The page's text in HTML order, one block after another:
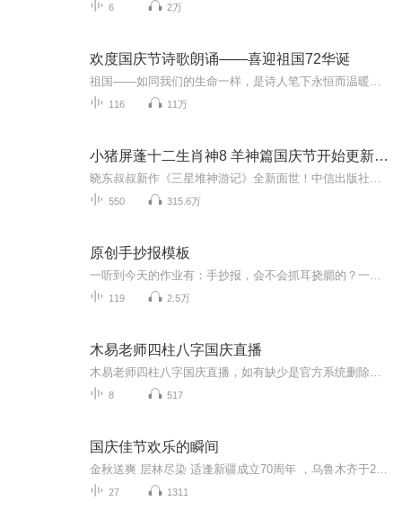
6 2万
欢度国庆节诗歌朗诵——喜迎祖国72华诞
116 11万
小猪屏蓬十二生肖神8 羊神篇国庆节开始更新啦！
550 315.6万
原创手抄报模板
119 2.5万
木易老师四柱八字国庆直播
8 517
国庆佳节欢乐的瞬间
27 1311